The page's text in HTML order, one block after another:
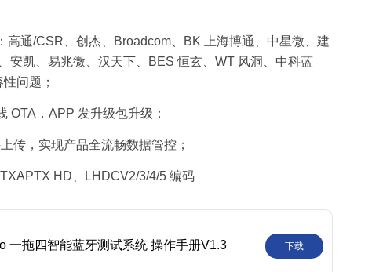
高通/CSR、创杰、Broadcom、BK 上海博通、中星微、建
安凯、易兆微、汉天下、BES 恒玄、WT 风洞、中科蓝
问题；
OTA，APP 发升级包升级；
传，实现产品全流畅数据管控；
HD、LHDCV2/3/4/5 编码
一拖四智能蓝牙测试系统 操作手册V1.3 下载